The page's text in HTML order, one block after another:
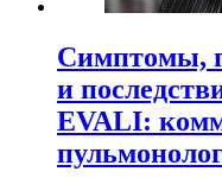
Симптомы,
и
EVALI: